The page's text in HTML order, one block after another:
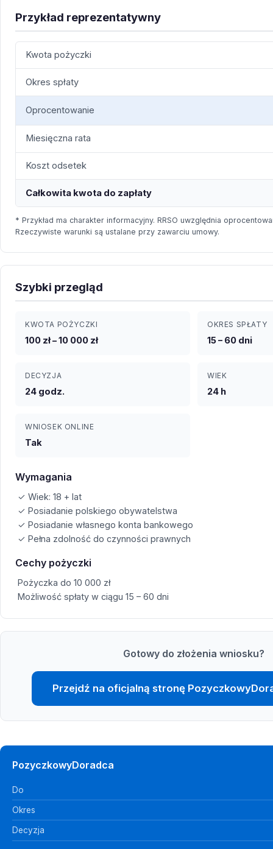
Przykład reprezentatywny
Kwota pożyczki
Okres spłaty
Oprocentowanie
Miesięczna rata
Koszt odsetek
Całkowita kwota do zapłaty
* Przykład ma charakter informacyjny. RRSO uwzględnia
Rzeczywiste warunki są ustalane przy zawarciu umowy.
Szybki przegląd
KWOTA POŻYCZKI
100 zł – 10 000 zł
OKRES SPŁATY
15 – 60 dni
DECYZJA
24 godz.
WIEK
24 h
WNIOSEK ONLINE
Tak
Wymagania
✓ Wiek: 18 + lat
✓ Posiadanie polskiego obywatelstwa
✓ Posiadanie własnego konta bankowego
✓ Pełna zdolność do czynności prawnych
Cechy pożyczki
Pożyczka do 10 000 zł
Możliwość spłaty w ciągu 15 – 60 dni
Gotowy do złożenia wniosku?
Przejdź na oficjalną stronę
PozyczkowyDoradca
Do
Okres
Decyzja